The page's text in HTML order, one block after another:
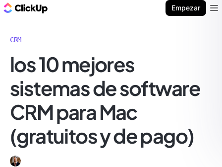
Empezar
CRM
los 10 mejores
sistemas de software
CRM para Mac
(gratuitos y de pago)